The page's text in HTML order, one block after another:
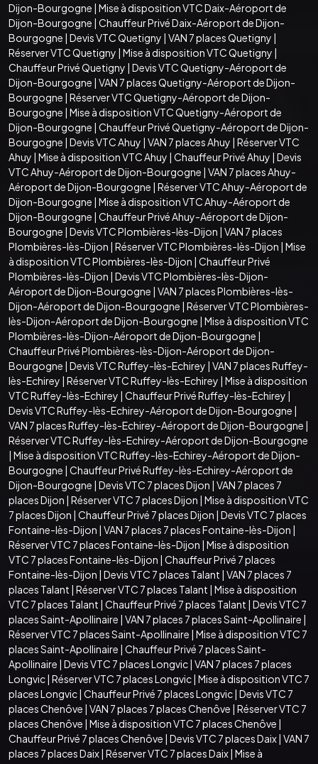
Dijon-Bourgogne | Mise à disposition VTC Daix-Aéroport de
Dijon-Bourgogne | Chauffeur Privé Daix-Aéroport de Dijon-
Bourgogne | Devis VTC Quetigny | VAN 7 places Quetigny |
Réserver VTC Quetigny | Mise à disposition VTC Quetigny |
Chauffeur Privé Quetigny | Devis VTC Quetigny-Aéroport de
Dijon-Bourgogne | VAN 7 places Quetigny-Aéroport de Dijon-
Bourgogne | Réserver VTC Quetigny-Aéroport de Dijon-
Bourgogne | Mise à disposition VTC Quetigny-Aéroport de
Dijon-Bourgogne | Chauffeur Privé Quetigny-Aéroport de Dijon-
Bourgogne | Devis VTC Ahuy | VAN 7 places Ahuy | Réserver VTC
Ahuy | Mise à disposition VTC Ahuy | Chauffeur Privé Ahuy | Devis
VTC Ahuy-Aéroport de Dijon-Bourgogne | VAN 7 places Ahuy-
Aéroport de Dijon-Bourgogne | Réserver VTC Ahuy-Aéroport de
Dijon-Bourgogne | Mise à disposition VTC Ahuy-Aéroport de
Dijon-Bourgogne | Chauffeur Privé Ahuy-Aéroport de Dijon-
Bourgogne | Devis VTC Plombières-lès-Dijon | VAN 7 places
Plombières-lès-Dijon | Réserver VTC Plombières-lès-Dijon | Mise
à disposition VTC Plombières-lès-Dijon | Chauffeur Privé
Plombières-lès-Dijon | Devis VTC Plombières-lès-Dijon-
Aéroport de Dijon-Bourgogne | VAN 7 places Plombières-lès-
Dijon-Aéroport de Dijon-Bourgogne | Réserver VTC Plombières-
lès-Dijon-Aéroport de Dijon-Bourgogne | Mise à disposition VTC
Plombières-lès-Dijon-Aéroport de Dijon-Bourgogne |
Chauffeur Privé Plombières-lès-Dijon-Aéroport de Dijon-
Bourgogne | Devis VTC Ruffey-lès-Echirey | VAN 7 places Ruffey-
lès-Echirey | Réserver VTC Ruffey-lès-Echirey | Mise à disposition
VTC Ruffey-lès-Echirey | Chauffeur Privé Ruffey-lès-Echirey |
Devis VTC Ruffey-lès-Echirey-Aéroport de Dijon-Bourgogne |
VAN 7 places Ruffey-lès-Echirey-Aéroport de Dijon-Bourgogne |
Réserver VTC Ruffey-lès-Echirey-Aéroport de Dijon-Bourgogne
| Mise à disposition VTC Ruffey-lès-Echirey-Aéroport de Dijon-
Bourgogne | Chauffeur Privé Ruffey-lès-Echirey-Aéroport de
Dijon-Bourgogne | Devis VTC 7 places Dijon | VAN 7 places 7
places Dijon | Réserver VTC 7 places Dijon | Mise à disposition VTC
7 places Dijon | Chauffeur Privé 7 places Dijon | Devis VTC 7 places
Fontaine-lès-Dijon | VAN 7 places 7 places Fontaine-lès-Dijon |
Réserver VTC 7 places Fontaine-lès-Dijon | Mise à disposition
VTC 7 places Fontaine-lès-Dijon | Chauffeur Privé 7 places
Fontaine-lès-Dijon | Devis VTC 7 places Talant | VAN 7 places 7
places Talant | Réserver VTC 7 places Talant | Mise à disposition
VTC 7 places Talant | Chauffeur Privé 7 places Talant | Devis VTC 7
places Saint-Apollinaire | VAN 7 places 7 places Saint-Apollinaire |
Réserver VTC 7 places Saint-Apollinaire | Mise à disposition VTC 7
places Saint-Apollinaire | Chauffeur Privé 7 places Saint-
Apollinaire | Devis VTC 7 places Longvic| VAN 7 places 7 places
Longvic| Réserver VTC 7 places Longvic| Mise à disposition VTC 7
places Longvic| Chauffeur Privé 7 places Longvic| Devis VTC 7
places Chenôve | VAN 7 places 7 places Chenôve | Réserver VTC 7
places Chenôve | Mise à disposition VTC 7 places Chenôve |
Chauffeur Privé 7 places Chenôve | Devis VTC 7 places Daix| VAN 7
places 7 places Daix| Réserver VTC 7 places Daix| Mise à